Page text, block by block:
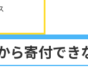
ら寄付でき